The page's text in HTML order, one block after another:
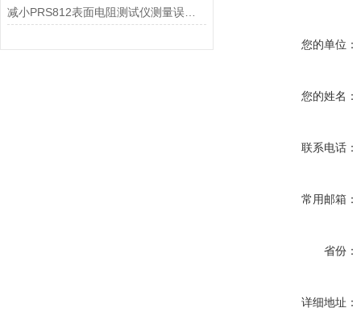
减小PRS812表面电阻测试仪测量误差的方法
您的单位：
您的姓名：
联系电话：
常用邮箱：
省份：
详细地址：